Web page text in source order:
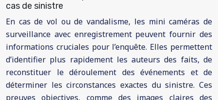
cas de sinistre
En cas de vol ou de vandalisme, les mini caméras de
surveillance avec enregistrement peuvent fournir des
informations cruciales pour l’enquête. Elles permettent
d’identifier plus rapidement les auteurs des faits, de
reconstituer le déroulement des événements et de
déterminer les circonstances exactes du sinistre. Ces
preuves objectives, comme des images claires des